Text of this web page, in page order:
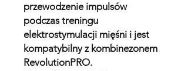
przewodzenie impulsów
podczas treningu
elektrostymulacji mięśni i jest
kompatybilny z kombinezonem
RevolutionPRO.